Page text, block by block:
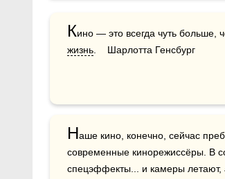
Кино — это всегда чуть больше,
жизнь .    Шарлотта Генсбург
Наше кино, конечно, сейчас
современные кинорежиссёры. В